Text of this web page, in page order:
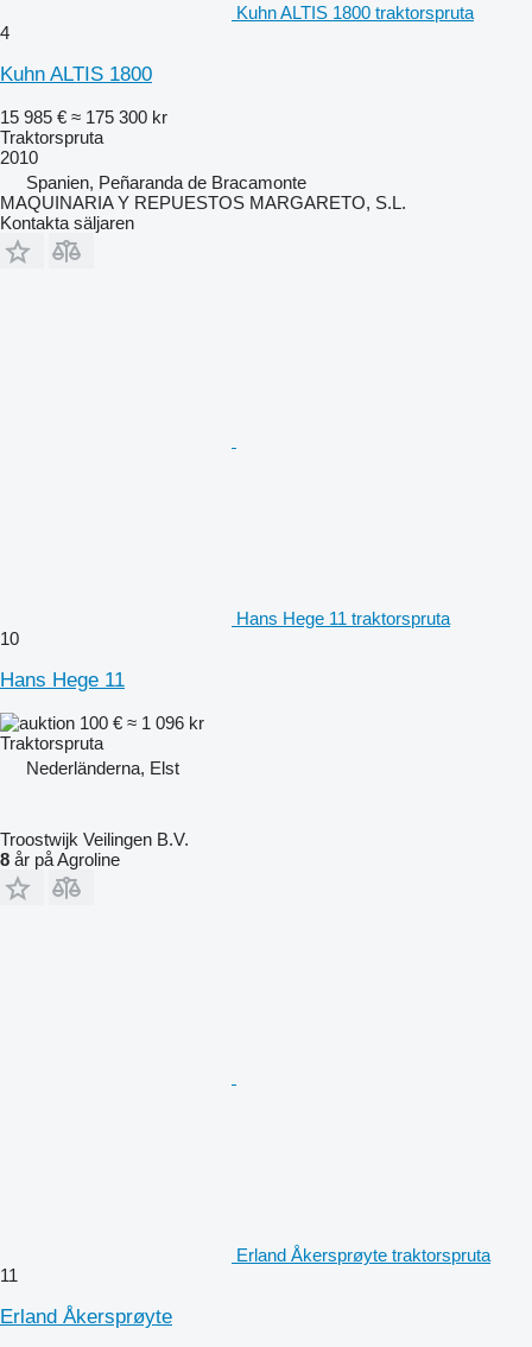
Kuhn ALTIS 1800 traktorspruta
4
Kuhn ALTIS 1800
15 985 € ≈ 175 300 kr
Traktorspruta
2010
Spanien, Peñaranda de Bracamonte
MAQUINARIA Y REPUESTOS MARGARETO, S.L.
Kontakta säljaren
Hans Hege 11 traktorspruta
10
Hans Hege 11
100 € ≈ 1 096 kr
Traktorspruta
Nederländerna, Elst
Troostwijk Veilingen B.V.
8 år på Agroline
Erland Åkersprøyte traktorspruta
11
Erland Åkersprøyte